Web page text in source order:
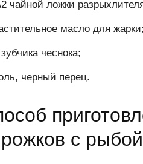
чайной ложки
масло для жарки;
чеснока;
черный перец.
с